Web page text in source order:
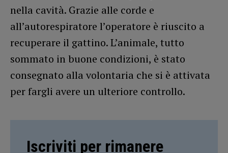
nella cavità. Grazie alle corde e
all’autorespiratore l’operatore è riuscito a
recuperare il gattino. L’animale, tutto
sommato in buone condizioni, è stato
consegnato alla volontaria che si è attivata
per fargli avere un ulteriore controllo.
Iscriviti per rimanere